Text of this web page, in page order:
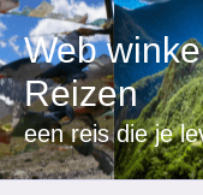
Ga
naar
de
inhoud
Web
Reizen
een reis die je